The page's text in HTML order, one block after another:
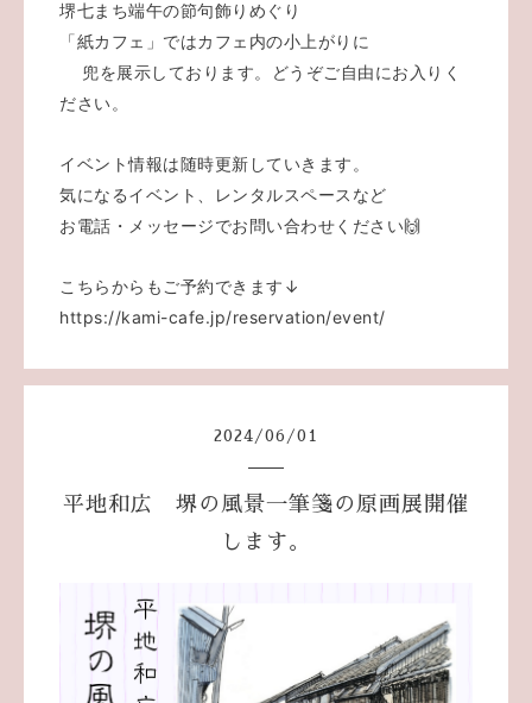
堺七まち端午の節句飾りめぐり
「紙カフェ」ではカフェ内の小上がりに
兜を展示しております。どうぞご自由にお入りく
ださい。
イベント情報は随時更新していきます。
気になるイベント、レンタルスペースなど
お電話・メッセージでお問い合わせください🙌
こちらからもご予約できます↓
https://kami-cafe.jp/reservation/event/
2024 /06 /01
平地和広 堺の風景一筆箋の原画展開催
します。